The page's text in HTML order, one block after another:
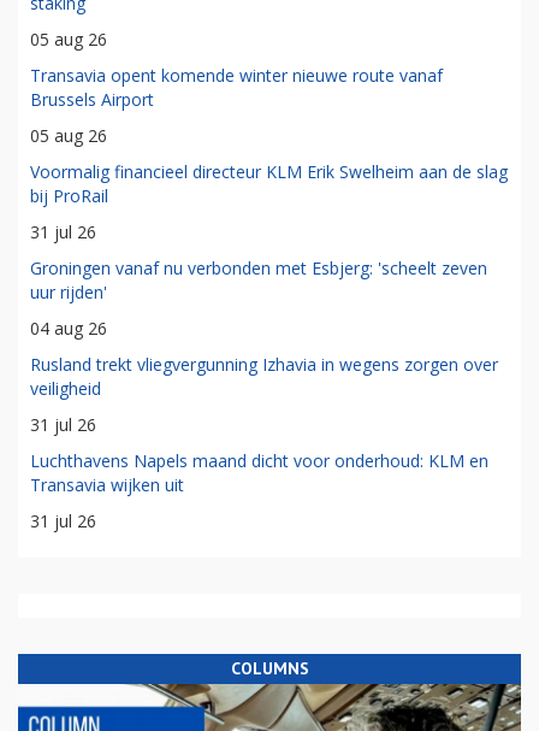
05 aug 26
Transavia opent komende winter nieuwe route vanaf
Brussels Airport
05 aug 26
Voormalig financieel directeur KLM Erik Swelheim aan de slag
bij ProRail
31 jul 26
Groningen vanaf nu verbonden met Esbjerg: 'scheelt zeven
uur rijden'
04 aug 26
Rusland trekt vliegvergunning Izhavia in wegens zorgen over
veiligheid
31 jul 26
Luchthavens Napels maand dicht voor onderhoud: KLM en
Transavia wijken uit
31 jul 26
COLUMNS